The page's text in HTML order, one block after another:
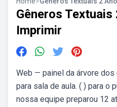
Gêneros Textuais
Imprimir
Web — painel da árvore
para sala de aula. ( ) para o
nossa equipe preparou 12